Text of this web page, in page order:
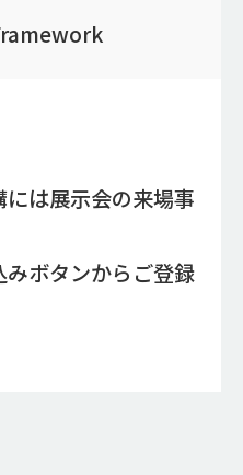
は展示会の来場事
ボタンからご登録